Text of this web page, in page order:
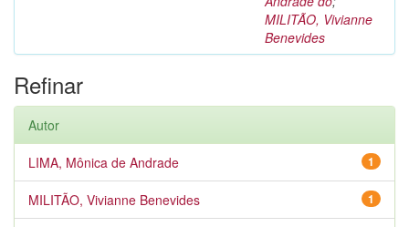
MILITÃO, Vivianne
Benevides
Refinar
Autor
1
LIMA, Mônica de Andrade
1
MILITÃO, Vivianne Benevides